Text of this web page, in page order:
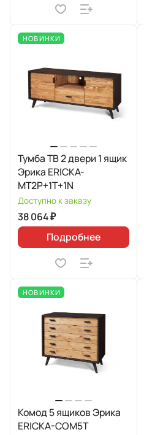
НОВИНКИ
Тумба ТВ 2 двери 1 ящик
Эрика ERICKA-
MT2P+1T+1N
Доступно к заказу
38 064 ₽
Подробнее
НОВИНКИ
Комод 5 ящиков Эрика
ERICKA-COM5T